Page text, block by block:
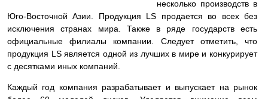
несколько производств в
Юго-Восточной Азии. Продукция LS продается во всех без
исключения странах мира. Также в ряде государств есть
официальные филиалы компании. Следует отметить, что
продукция LS является одной из лучших в мире и конкурирует
с десятками иных компаний.
Каждый год компания разрабатывает и выпускает на рынок